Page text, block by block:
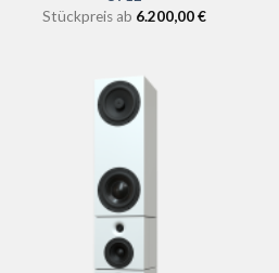
Stückpreis ab 6.200,00€